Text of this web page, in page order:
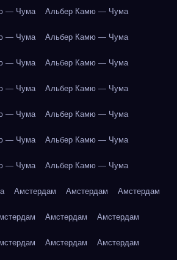
— Чума Альбер Камю — Чума
— Чума Альбер Камю — Чума
— Чума Альбер Камю — Чума
— Чума Альбер Камю — Чума
— Чума Альбер Камю — Чума
— Чума Альбер Камю — Чума
— Чума Альбер Камю — Чума
Амстердам Амстердам Амстердам
Амстердам Амстердам
Амстердам Амстердам